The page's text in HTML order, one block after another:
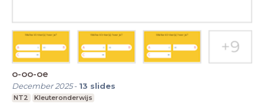
o-oo-oe
December 2025- 13 slides
NT2 Kleuteronderwijs